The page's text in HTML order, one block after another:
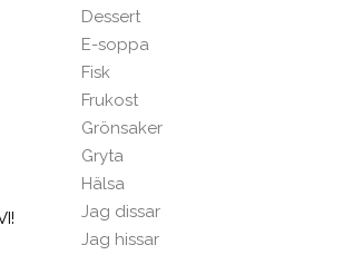
Dessert
E-soppa
Fisk
Frukost
Grönsaker
Gryta
Hälsa
Jag dissar
Jag hissar